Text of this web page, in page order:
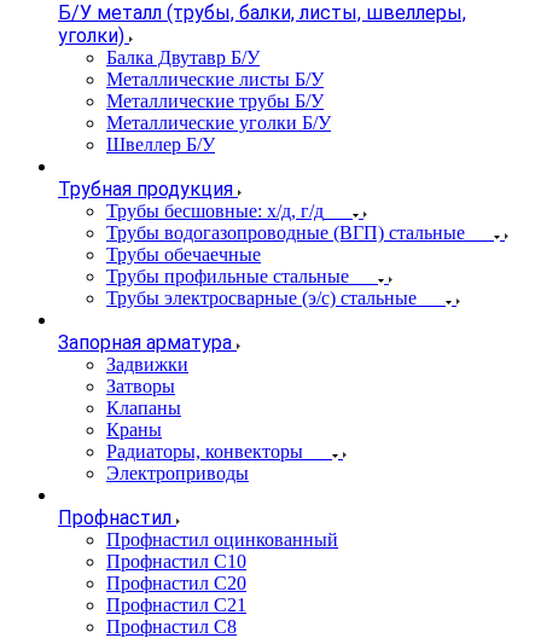
Б/У металл (трубы, балки, листы, швеллеры,
уголки)
Балка Двутавр Б/У
Металлические листы Б/У
Металлические трубы Б/У
Металлические уголки Б/У
Швеллер Б/У
Трубная продукция
Трубы бесшовные: х/д, г/д
Трубы водогазопроводные (ВГП) стальные
Трубы обечаечные
Трубы профильные стальные
Трубы электросварные (э/с) стальные
Запорная арматура
Задвижки
Затворы
Клапаны
Краны
Радиаторы, конвекторы
Электроприводы
Профнастил
Профнастил оцинкованный
Профнастил С10
Профнастил С20
Профнастил С21
Профнастил С8